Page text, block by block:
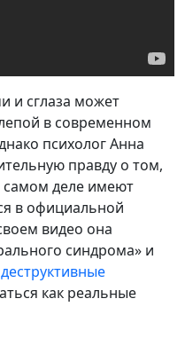
и сглаза может
в современном
психолог Анна
правду о том,
самом деле имеют
в официальной
видео она
синдрома» и
как реальные